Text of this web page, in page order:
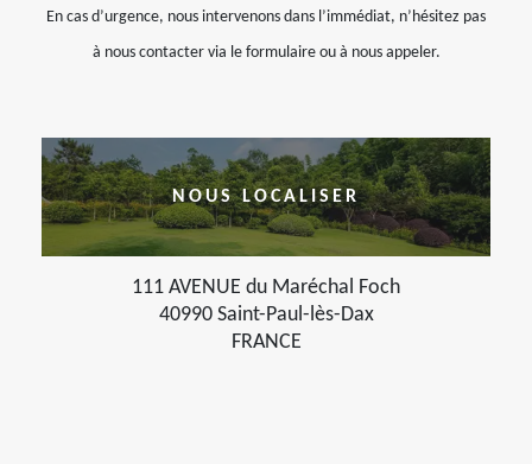
En cas d’urgence, nous intervenons dans l’immédiat, n’hésitez pas
à nous contacter via le formulaire ou à nous appeler.
NOUS LOCALISER
111 AVENUE du Maréchal Foch
40990 Saint-Paul-lès-Dax
FRANCE